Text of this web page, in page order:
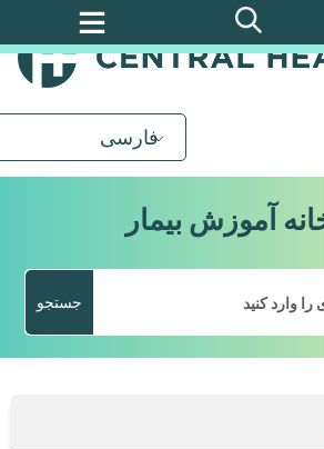
فارسی
آموزش بیمار
جستجو